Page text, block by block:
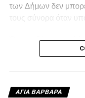
των Δήμων δεν
τους σύνορα όταν
Όπως εξήγησε, ο
περιοχές, η οποία
νερό τα ελικόπτερα,
να τροφοδοτεί με
ΑΓΙΑ ΒΑΡΒΑΡΑ